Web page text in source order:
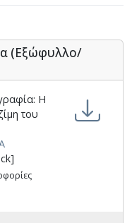
(Εξώφυλλο/
Η
του